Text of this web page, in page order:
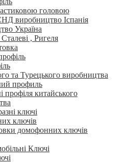
головою
виробництво Іспанія
Україна
, Ригеля
та Турецького виробництва
профиль
профіля китайського
ключі
ключів
домофонних ключів
Ключі